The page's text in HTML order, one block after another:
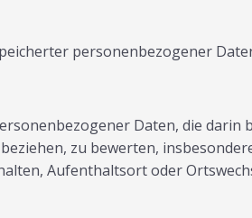
personenbezogener
Daten, die
zu bewerten,
Aufenthaltsort oder